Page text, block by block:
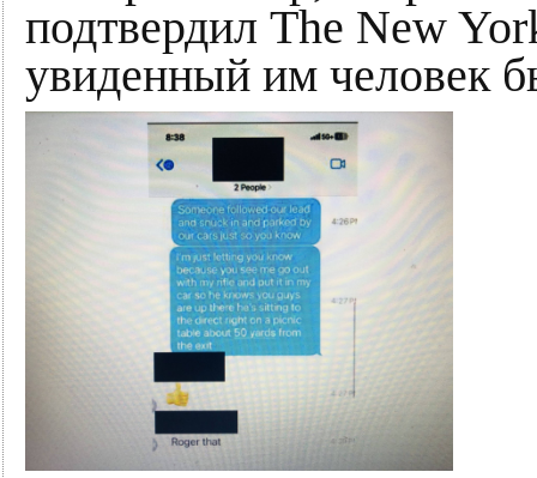
подтвердил The New
увиденный им человек